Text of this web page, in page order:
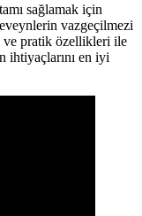
sağlamak için
vazgeçilmezi
ve pratik özellikleri ile
ihtiyaçlarını en iyi